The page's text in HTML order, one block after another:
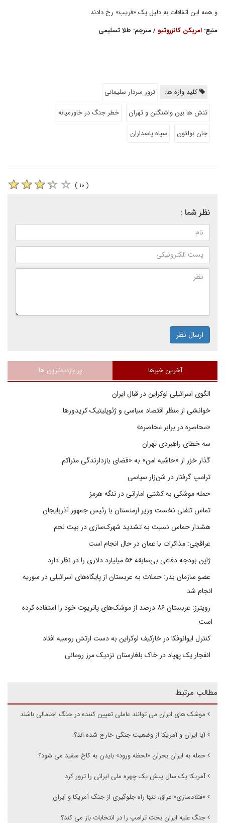
و همه این اتفاقات به دلیل یک «فریب» رخ دادند.
منبع: امریکن کانزروتیو / مترجم: طلا تسلیمی
کلید واژه ها:
ترور سردار سلیمانی
تنش ها بین واشنگتن و تهران
خطر جنگ در خاورمیانه
جان بولتون
سپاه پاسداران
( ۱۰ )
نظر شما :
ارسال نظر
آخرین خبرها پر بازدیدترین ها
الگوی اسرائیلی اوکراین در قبال ایران
خوانشی از منظر اقتصاد سیاسی و ژئوپلیتیک کریدورها
«محاصره در برابر محاصره»
سه خطای راهبردی تهران
گذار خزر از «حاشیه امن» به «فضای بازدارندگی متراکم
ترامپ گرفتار در شن‌زار سیاسی
حمله موشکی به کشتی اماراتی در تنگه هرمز
تماس تلفنی نخست وزیر ارمنستان با رئیس جمهور آذربایجان
هشدار حماس نسبت به تشدید شهرک‌سازی در بیت‌ لحم
عراقچی: مذاکرات با عمان در حال انجام است
ژاپن بودجه دفاعی بی‌سابقه ۵۶ میلیارد دلاری را در نظر دارد
عضو سازمان بدر: حملات به عربستان از پایگاه‌های اسرائیلی در سوریه
انجام شد
رویترز: عربستان ۸۶ درصد از موشک‌های پاتریوت خود را استفاده کرده
است
کنترل ایوانوفکا در خارکیف اوکراین به دست ارتش روسیه افتاد
انفجار یک پهپاد در خاک بلغارستان نزدیک مرز رومانی
مطالب مرتبط
موشک های ایران می توانند عاملی تعیین کننده در جنگ احتمالی باشند
آیا ایران و آمریکا از وضعیت جنگی خارج شده اند؟
حمله به ایران بحران «لحظه ورود» بایدن به کاخ سفید می شود؟
آمریکا یک سال پیش یک چهره ملی ایرانی را ترور کرد
«فنلادسازی» عراق، تنها راه جلوگیری از جنگ آمریکا و ایران
جنگ علیه ایران بخت ترامپ را در انتخابات باز می کند؟